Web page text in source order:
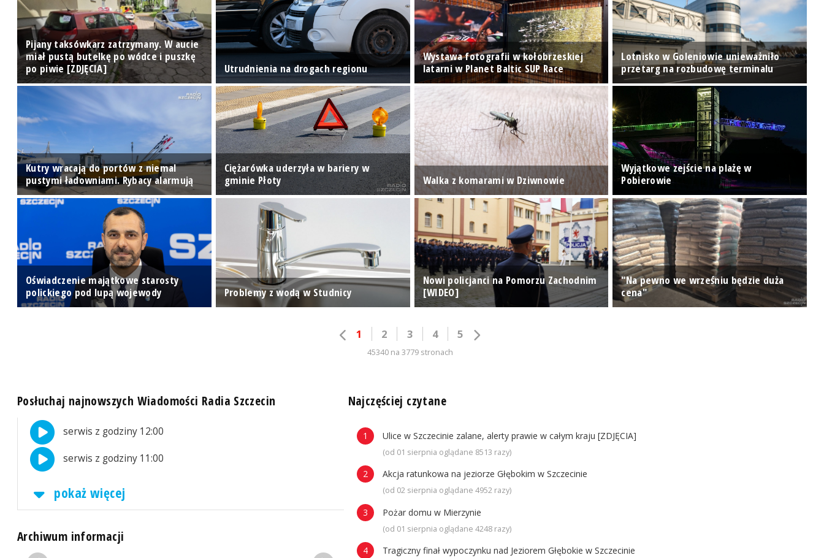
Pijany taksówkarz zatrzymany. W aucie
miał pustą butelkę po wódce i puszkę
po piwie [ZDJĘCIA]
Utrudnienia na drogach regionu
Wystawa fotografii w kołobrzeskiej
latarni w Planet Baltic SUP Race
Lotnisko w Goleniowie unieważniło
przetarg na rozbudowę terminalu
Kutry wracają do portów z niemal
pustymi ładowniami. Rybacy alarmują
Ciężarówka uderzyła w bariery w
gminie Płoty
Walka z komarami w Dziwnowie
Wyjątkowe zejście na plażę w
Pobierowie
Oświadczenie majątkowe starosty
polickiego pod lupą wojewody
Problemy z wodą w Studnicy
Nowi policjanci na Pomorzu Zachodnim
[WIDEO]
"Na pewno we wrześniu będzie duża
cena"
1 2 3 4 5
45340 na 3779 stronach
Posłuchaj najnowszych Wiadomości Radia Szczecin
serwis z godziny 12:00
serwis z godziny 11:00
pokaż więcej
Archiwum informacji
Najczęściej czytane
Ulice w Szczecinie zalane, alerty prawie w całym kraju [ZDJĘCIA]
(od 01 sierpnia oglądane 8513 razy)
Akcja ratunkowa na jeziorze Głębokim w Szczecinie
(od 02 sierpnia oglądane 4952 razy)
Pożar domu w Mierzynie
(od 01 sierpnia oglądane 4248 razy)
Tragiczny finał wypoczynku nad Jeziorem Głębokie w Szczecinie